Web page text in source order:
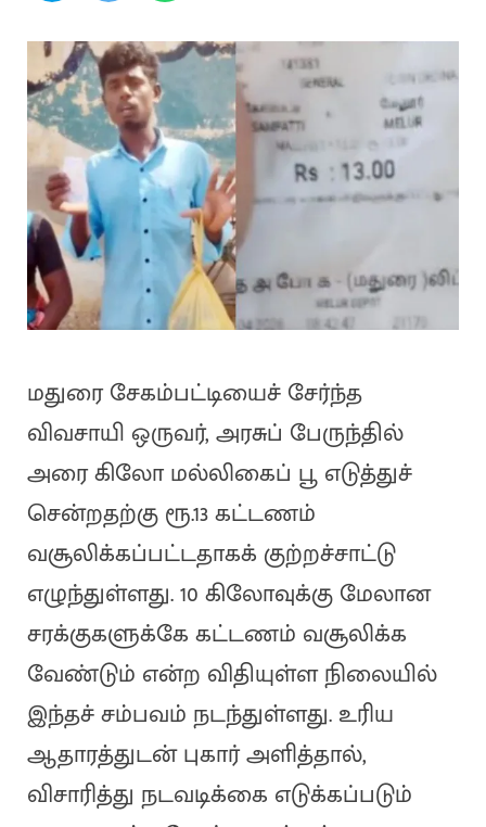
மதுரை சேகம்பட்டியைச் சேர்ந்த
விவசாயி ஒருவர், அரசுப் பேருந்தில்
அரை கிலோ மல்லிகைப் பூ எடுத்துச்
சென்றதற்கு ரூ.13 கட்டணம்
வசூலிக்கப்பட்டதாகக் குற்றச்சாட்டு
எழுந்துள்ளது. 10 கிலோவுக்கு மேலான
சரக்குகளுக்கே கட்டணம் வசூலிக்க
வேண்டும் என்ற விதியுள்ள நிலையில்
இந்தச் சம்பவம் நடந்துள்ளது. உரிய
ஆதாரத்துடன் புகார் அளித்தால்,
விசாரித்து நடவடிக்கை எடுக்கப்படும்